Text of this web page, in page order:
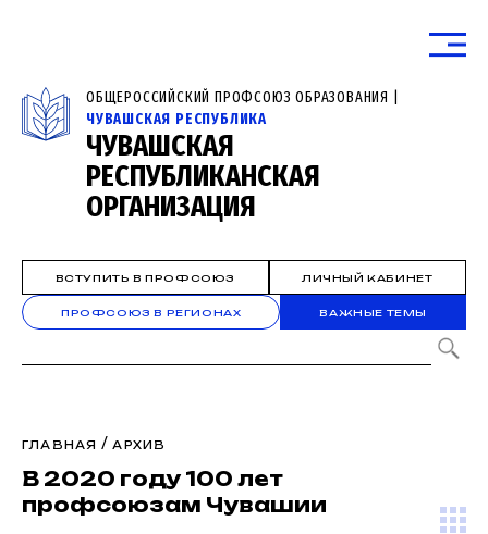
ОБЩЕРОССИЙСКИЙ ПРОФСОЮЗ ОБРАЗОВАНИЯ |
ЧУВАШСКАЯ РЕСПУБЛИКА
ЧУВАШСКАЯ
РЕСПУБЛИКАНСКАЯ
ОРГАНИЗАЦИЯ
ВСТУПИТЬ В ПРОФСОЮЗ ЛИЧНЫЙ КАБИНЕТ
ПРОФСОЮЗ В РЕГИОНАХ ВАЖНЫЕ ТЕМЫ
ГЛАВНАЯ /АРХИВ
В 2020 году 100 лет
профсоюзам Чувашии